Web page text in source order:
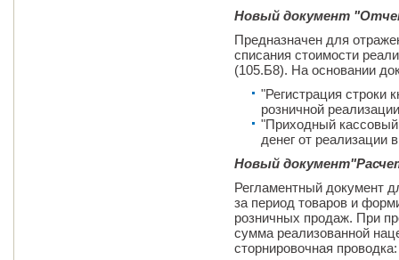
Новый документ
Предназначен для
списания стоимости
(105.Б8). На основании
"Регистрация строки
розничной
"Приходный
денег от реализации
Новый
Регламентный документ
за период товаров и
розничных продаж. При
сумма реализованной
сторнировочная проводка: